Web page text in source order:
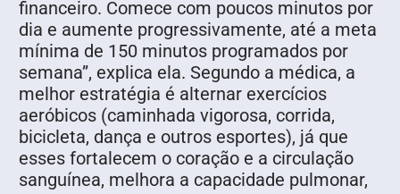
financeiro. Comece com poucos minutos por
dia e aumente progressivamente, até a meta
mínima de 150 minutos programados por
semana”, explica ela. Segundo a médica, a
melhor estratégia é alternar exercícios
aeróbicos (caminhada vigorosa, corrida,
bicicleta, dança e outros esportes), já que
esses fortalecem o coração e a circulação
sanguínea, melhora a capacidade pulmonar,